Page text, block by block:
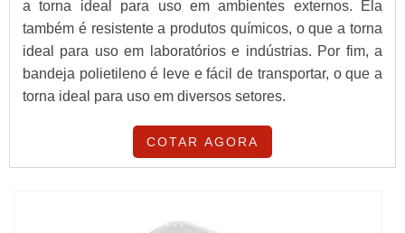
a torna ideal para uso em ambientes externos. Ela
também é resistente a produtos químicos, o que a torna
ideal para uso em laboratórios e indústrias. Por fim, a
bandeja polietileno é leve e fácil de transportar, o que a
torna ideal para uso em diversos setores.
COTAR AGORA